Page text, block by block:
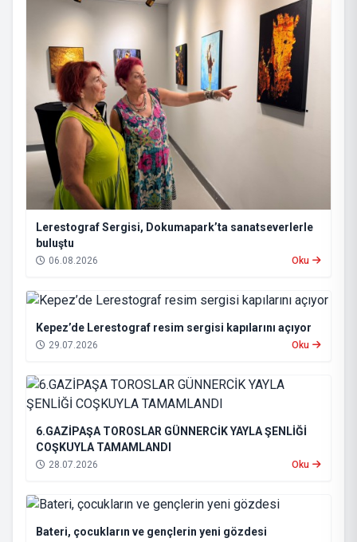
Lerestograf Sergisi, Dokumapark’ta sanatseverlerle
buluştu
06.08.2026 Oku
Kepez’de Lerestograf resim sergisi kapılarını açıyor
29.07.2026 Oku
6.GAZİPAŞA TOROSLAR GÜNNERCİK YAYLA ŞENLİĞİ
COŞKUYLA TAMAMLANDI
28.07.2026 Oku
Bateri, çocukların ve gençlerin yeni gözdesi